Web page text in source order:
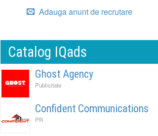
Adauga anunt de recrutare
Catalog IQads
Ghost Agency
Publicitate
Confident Communications
PR